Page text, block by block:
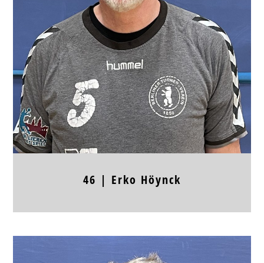
Jahrgang
Körpergröße
Frühere Stationen
46 | Erko Höynck